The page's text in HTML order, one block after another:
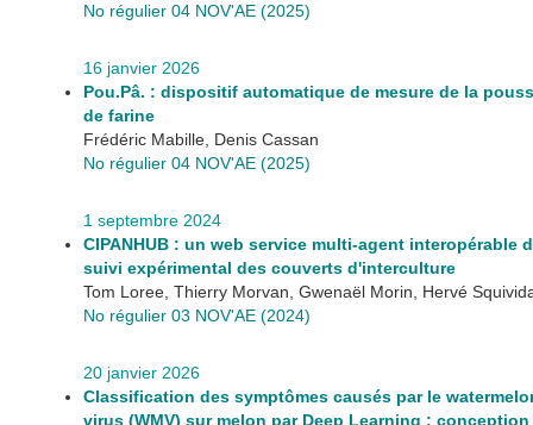
No régulier 04 NOV'AE (2025)
16 janvier 2026
Pou.Pâ. : dispositif automatique de mesure de la
de farine
Frédéric Mabille, Denis Cassan
No régulier 04 NOV'AE (2025)
1 septembre 2024
CIPANHUB : un web service multi-agent interopérable
suivi expérimental des couverts d'interculture
Tom Loree, Thierry Morvan, Gwenaël Morin, Hervé
No régulier 03 NOV'AE (2024)
20 janvier 2026
Classification des symptômes causés par le
virus (WMV) sur melon par Deep Learning : conception